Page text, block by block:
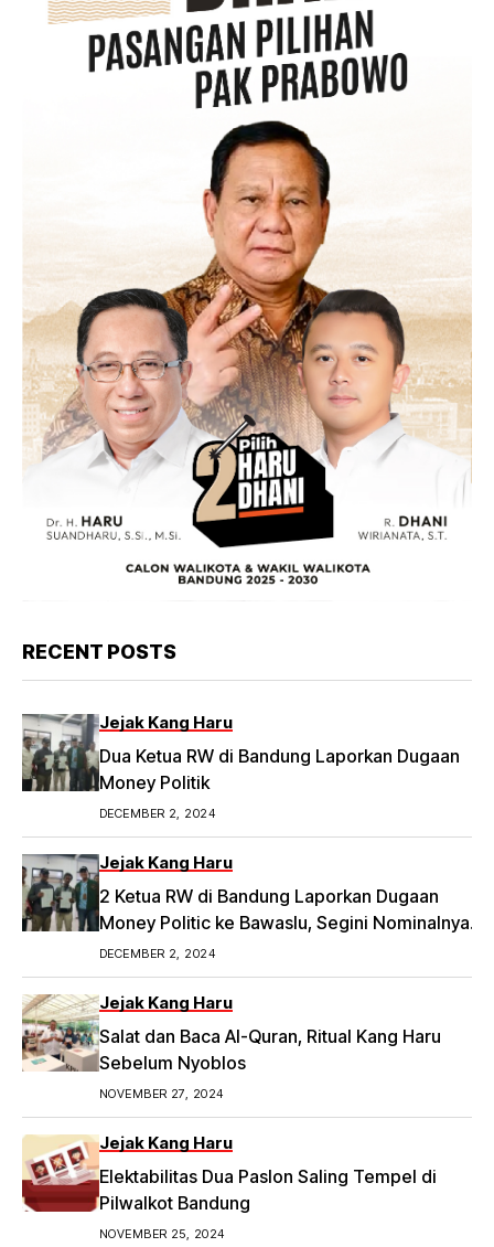
RECENT POSTS
Jejak Kang Haru
Dua Ketua RW di Bandung Laporkan Dugaan
Money Politik
DECEMBER 2, 2024
Jejak Kang Haru
2 Ketua RW di Bandung Laporkan Dugaan
Money Politic ke Bawaslu, Segini Nominalnya
Artikel ini telah tayang di Tribunpriangan.com
dengan judul 2 Ketua RW di Bandung Laporkan
Dugaan Money Politic ke Bawaslu, Segini
Nominalnya,
https://priangan.tribunnews.com/2024/11/30/2-
DECEMBER 2, 2024
Jejak Kang Haru
Salat dan Baca Al-Quran, Ritual Kang Haru
Sebelum Nyoblos
NOVEMBER 27, 2024
Jejak Kang Haru
Elektabilitas Dua Paslon Saling Tempel di
Pilwalkot Bandung
NOVEMBER 25, 2024